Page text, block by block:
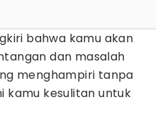
bahwa kamu akan
dan masalah
menghampiri tanpa
kamu kesulitan untuk